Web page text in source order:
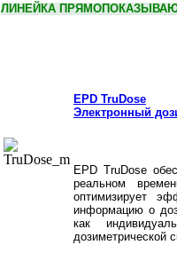
ЛИНЕЙКА
EPD TruDose
Электронный
EPD TruDose
реальном
оптимизирует
информацию о
как
дозиметрической